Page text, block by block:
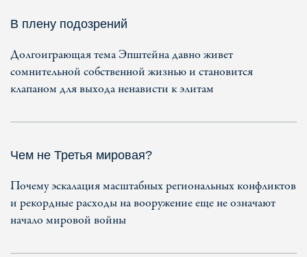
В плену подозрений
Долгоиграющая тема Эпштейна давно живет
сомнительной собственной жизнью и становится
клапаном для выхода ненависти к элитам
Чем не Третья мировая?
Почему эскалация масштабных региональных конфликтов
и рекордные расходы на вооружение еще не означают
начало мировой войны